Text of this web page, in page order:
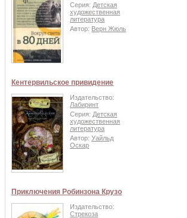
Серия: Детская
художественная
литература
Автор: Верн Жюль
Кентервильское привидение
Издательство:
Лабиринт
Серия: Детская
художественная
литература
Автор: Уайльд
Оскар
Приключения Робинзона Крузо
Издательство:
Стрекоза